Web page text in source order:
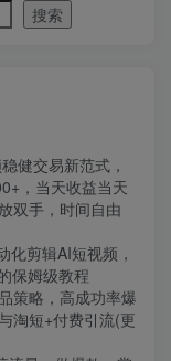
搜索
健交易新范式，
，当天收益当天
双手，时间自由
化剪辑AI短视频，
保姆级教程
策略，高成功率爆
淘短+付费引流(更